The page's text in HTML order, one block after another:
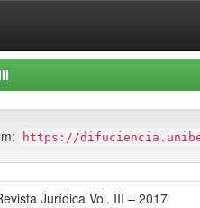
https://
Jurídica Vol. III – 2017